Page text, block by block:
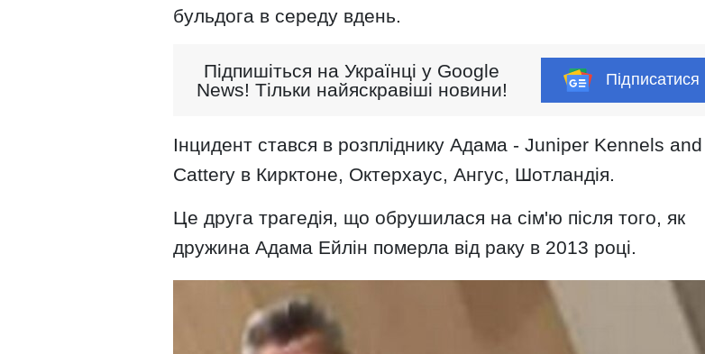
бульдога в середу вдень.
Підпишіться на Українці у Google
News! Тільки найяскравіші новини!
Підписатися
Інцидент стався в розпліднику Адама - Juniper Kennels and
Cattery в Кирктоне, Октерхаус, Ангус, Шотландія.
Це друга трагедія, що обрушилася на сім'ю після того, як
дружина Адама Ейлін померла від раку в 2013 році.